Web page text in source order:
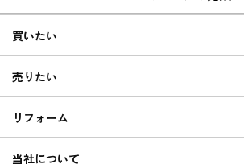
買いたい
売りたい
リフォーム
当社について